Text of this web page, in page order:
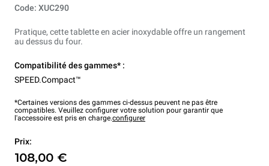
Code: XUC290
Pratique, cette tablette en acier inoxydable offre un rangement
au dessus du four.
Compatibilité des gammes* :
SPEED.Compact™
*Certaines versions des gammes ci-dessus peuvent ne pas être
compatibles. Veuillez configurer votre solution pour garantir que
l'accessoire est pris en charge.configurer
Prix:
108,00 €